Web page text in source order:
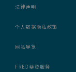
法律声明
个人数据隐私政策
网站导览
FRED斐登服务